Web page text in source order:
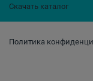
Политика
Скачать каталог